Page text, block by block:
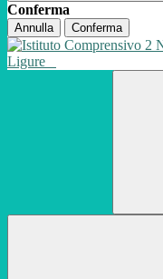
Conferma
Annulla Conferma
Ligure